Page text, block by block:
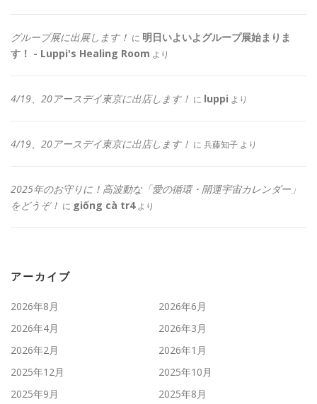
グループ展に出展します！ に 明日いよいよグループ展始まりま
す！ - Luppi's Healing Room より
4/19、20アースデイ東京に出店します！ に luppi より
4/19、20アースデイ東京に出店します！ に 兵藤知子 より
2025年のお守りに！高波動な「愛の循環・開運宇宙カレンダー」
をどうぞ！ に giống cà tr4より
アーカイブ
2026年8月
2026年6月
2026年4月
2026年3月
2026年2月
2026年1月
2025年12月
2025年10月
2025年9月
2025年8月